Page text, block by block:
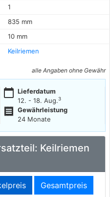
1
835 mm
10 mm
Keilriemen
alle Angaben ohne Gewähr
calendar_today Lieferdatum
12. - 18. Aug.3
receipt
Gewährleistung
24 Monate
Keilriemen
Gesamtpreis